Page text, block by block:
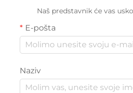
Naš predstavnik će vas
E-pošta
Naziv